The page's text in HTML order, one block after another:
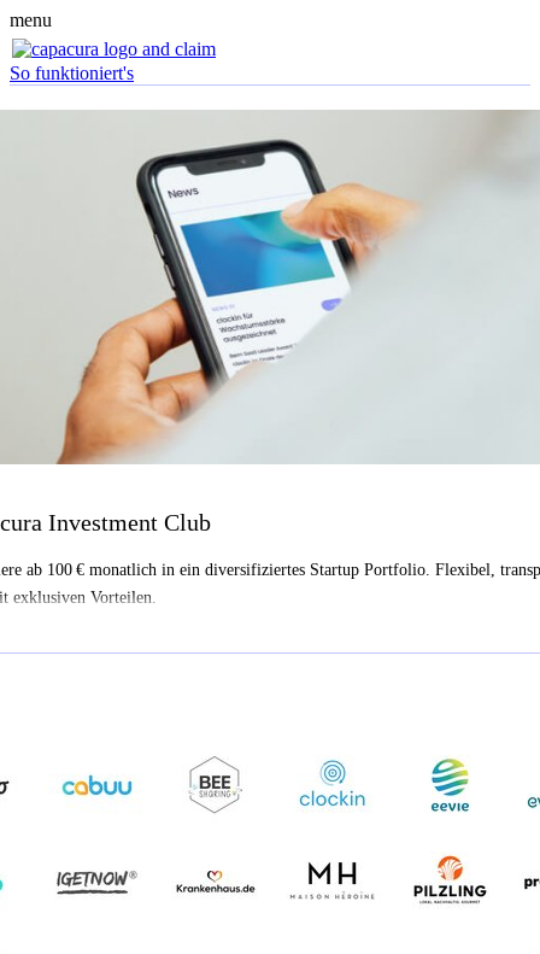
menu
So funktioniert's
Investment Club
ab 100 € monatlich in ein diversifiziertes Startup Portfolio. Flexibel,
exklusiven Vorteilen.